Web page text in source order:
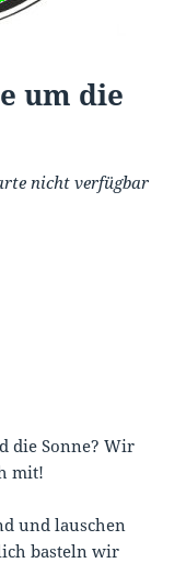
um die
nicht verfügbar
die Sonne? Wir
mit!
und lauschen
basteln wir